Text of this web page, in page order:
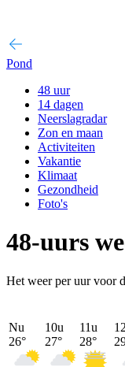
Pond
48 uur
14 dagen
Neerslagradar
Zon en maan
Activiteiten
Vakantie
Klimaat
Gezondheid
Foto's
48-uurs
Het weer per uur voor
Nu
26°
10u
27°
11u
28°